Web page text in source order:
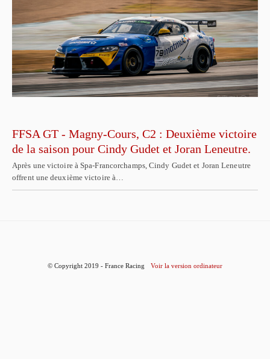
FFSA GT - Magny-Cours, C2 : Deuxième victoire
de la saison pour Cindy Gudet et Joran Leneutre.
Après une victoire à Spa-Francorchamps, Cindy Gudet et Joran Leneutre
offrent une deuxième victoire à…
© Copyright 2019 - France Racing Voir la version ordinateur